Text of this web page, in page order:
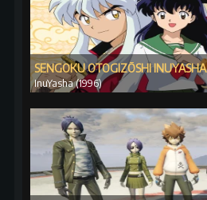
SENGOKU OTOGIZŌSHI INUYASHA
InuYasha (1996)